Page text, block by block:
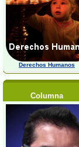
Derechos Humanos
Columna